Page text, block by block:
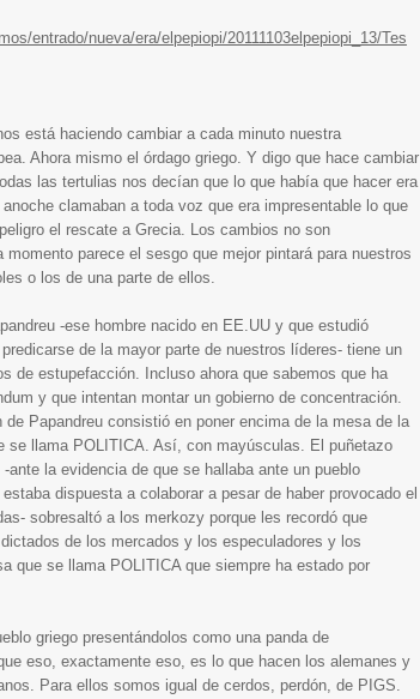
entrado/nueva/era/elpepiopi/20111103elpepiopi_13/Tes
está haciendo cambiar a cada minuto nuestra
Ahora mismo el órdago griego. Y digo que hace cambiar
las tertulias nos decían que lo que había que hacer era
clamaban a toda voz que era impresentable lo que
el rescate a Grecia. Los cambios no son
parece el sesgo que mejor pintará para nuestros
o los de una parte de ellos.
-ese hombre nacido en EE.UU y que estudió
de la mayor parte de nuestros líderes- tiene un
de estupefacción. Incluso ahora que sabemos que ha
y que intentan montar un gobierno de concentración.
Papandreu consistió en poner encima de la mesa de la
se llama POLITICA. Así, con mayúsculas. El puñetazo
la evidencia de que se hallaba ante un pueblo
dispuesta a colaborar a pesar de haber provocado el
sobresaltó a los merkozy porque les recordó que
de los mercados y los especuladores y los
que se llama POLITICA que siempre ha estado por
griego presentándolos como una panda de
eso, exactamente eso, es lo que hacen los alemanes y
Para ellos somos igual de cerdos, perdón, de PIGS.